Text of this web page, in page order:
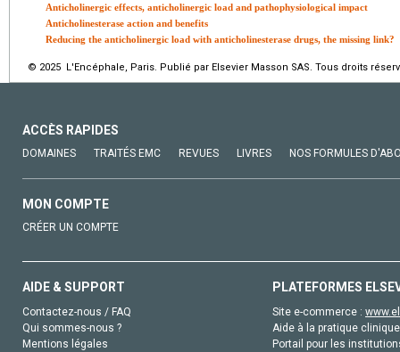
Anticholinergic effects, anticholinergic load and pathophysiological impact
Anticholinesterase action and benefits
Reducing the anticholinergic load with anticholinesterase drugs, the missing link?
© 2025 L'Encéphale, Paris. Publié par Elsevier Masson SAS. Tous droits
ACCÈS RAPIDES
DOMAINES TRAITÉS EMC REVUES LIVRES NOS FORMULES
MON COMPTE
CRÉER UN COMPTE
AIDE & SUPPORT
Contactez-nous / FAQ
Qui sommes-nous ?
Mentions légales
PLATEFORMES
Site e-commerce :
Aide à la pratique
Portail pour les